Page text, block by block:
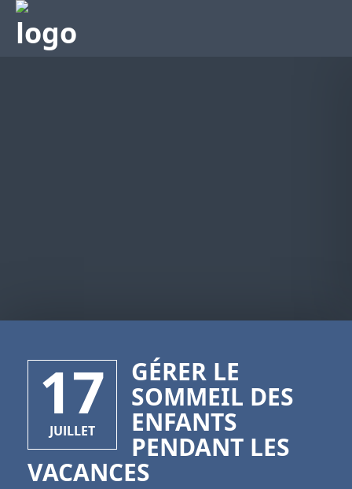
17
JUILLET
GÉRER LE
SOMMEIL DES
ENFANTS
PENDANT LES
VACANCES